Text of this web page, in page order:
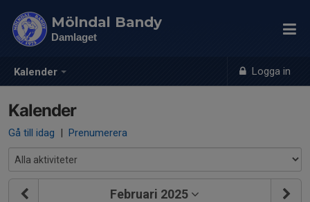
Kalender Logga in
Mölndal Bandy
Damlaget
Kalender
Gå till idag | Prenumerera
Februari 2025